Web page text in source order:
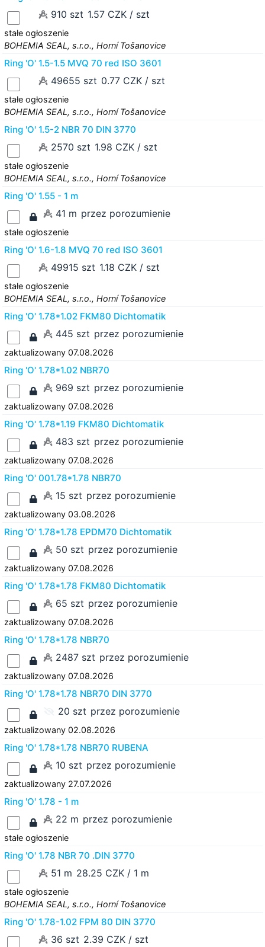
910 szt 1.57 CZK / szt
stałe ogłoszenie
BOHEMIA SEAL, s.r.o., Horní Tošanovice
Ring 'O' 1.5-1.5 MVQ 70 red ISO 3601
49655 szt 0.77 CZK / szt
stałe ogłoszenie
BOHEMIA SEAL, s.r.o., Horní Tošanovice
Ring 'O' 1.5-2 NBR 70 DIN 3770
2570 szt 1.98 CZK / szt
stałe ogłoszenie
BOHEMIA SEAL, s.r.o., Horní Tošanovice
Ring 'O' 1.55 - 1 m
41 m przez porozumienie
stałe ogłoszenie
Ring 'O' 1.6-1.8 MVQ 70 red ISO 3601
49915 szt 1.18 CZK / szt
stałe ogłoszenie
BOHEMIA SEAL, s.r.o., Horní Tošanovice
Ring 'O' 1.78*1.02 FKM80 Dichtomatik
445 szt przez porozumienie
zaktualizowany 07.08.2026
Ring 'O' 1.78*1.02 NBR70
969 szt przez porozumienie
zaktualizowany 07.08.2026
Ring 'O' 1.78*1.19 FKM80 Dichtomatik
483 szt przez porozumienie
zaktualizowany 07.08.2026
Ring 'O' 001.78*1.78 NBR70
15 szt przez porozumienie
zaktualizowany 03.08.2026
Ring 'O' 1.78*1.78 EPDM70 Dichtomatik
50 szt przez porozumienie
zaktualizowany 07.08.2026
Ring 'O' 1.78*1.78 FKM80 Dichtomatik
65 szt przez porozumienie
zaktualizowany 07.08.2026
Ring 'O' 1.78*1.78 NBR70
2487 szt przez porozumienie
zaktualizowany 07.08.2026
Ring 'O' 1.78*1.78 NBR70 DIN 3770
20 szt przez porozumienie
zaktualizowany 02.08.2026
Ring 'O' 1.78*1.78 NBR70 RUBENA
10 szt przez porozumienie
zaktualizowany 27.07.2026
Ring 'O' 1.78 - 1 m
22 m przez porozumienie
stałe ogłoszenie
Ring 'O' 1.78 NBR 70 .DIN 3770
51 m 28.25 CZK / 1 m
stałe ogłoszenie
BOHEMIA SEAL, s.r.o., Horní Tošanovice
Ring 'O' 1.78-1.02 FPM 80 DIN 3770
36 szt 2.39 CZK / szt